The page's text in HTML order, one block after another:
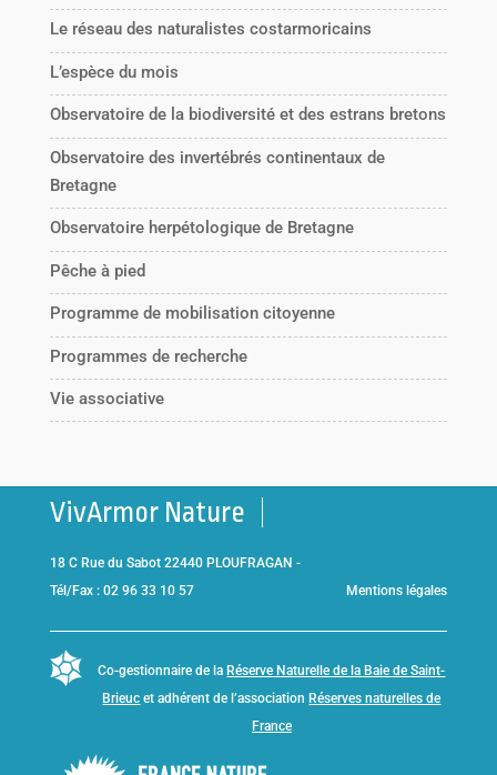
Le réseau des naturalistes costarmoricains
L’espèce du mois
Observatoire de la biodiversité et des estrans bretons
Observatoire des invertébrés continentaux de
Bretagne
Observatoire herpétologique de Bretagne
Pêche à pied
Programme de mobilisation citoyenne
Programmes de recherche
Vie associative
VivArmor Nature
18 C Rue du Sabot 22440 PLOUFRAGAN -
Tél/Fax : 02 96 33 10 57
Mentions légales
Co-gestionnaire de la Réserve Naturelle de la Baie de Saint-
Brieuc et adhérent de l’association Réserves naturelles de
France